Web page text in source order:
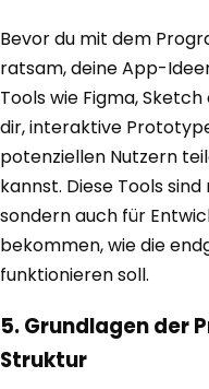
Bevor du mit dem
ratsam, deine App-
Tools wie Figma,
dir, interaktive
potenziellen Nutzern
kannst. Diese Tools
sondern auch für
bekommen, wie die
funktionieren soll.
5. Grundlagen der
Struktur